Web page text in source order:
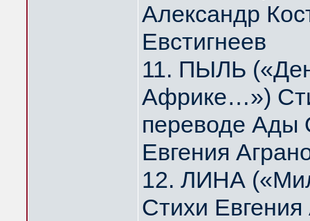
Александр
Евстигнеев
11. ПЫЛЬ
Африке…»)
переводе Ады
Евгения
12. ЛИНА
Стихи